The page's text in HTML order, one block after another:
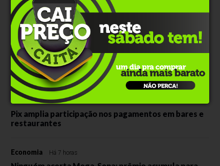
Últimas notícias
Economia Há 7 horas
Petrobras tem lucro líquido de R$ 52,4 bi no
segundo trimestre
Economia Há 7 horas
Pix amplia participação nos pagamentos em bares e
restaurantes
Economia Há 7 horas